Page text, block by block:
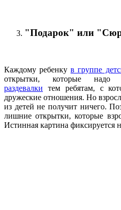
"Подарок" или
Каждому ребенкув группе
открытки, которые
раздевалки тем ребятам, с
дружеские отношения. Но
из детей не получит ничего.
лишние открытки, которые
Истинная картина фиксируется